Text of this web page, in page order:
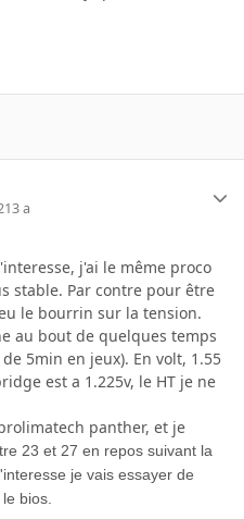
13 a
j'ai le même proco
stable. Par contre pour être
le bourrin sur la tension.
au bout de quelques temps
5min en jeux). En volt, 1.55
est a 1.225v, le HT je ne
panther, et je
23 et 27 en repos suivant la
je vais essayer de
bios.